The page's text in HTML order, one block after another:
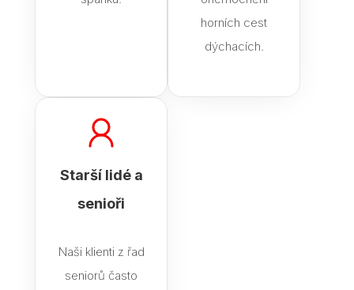
horních cest
dýchacích.
Starší lidé a
senioři
Naši klienti z řad
seniorů často